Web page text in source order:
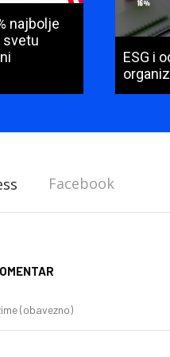
najbolje
svetu
ESG i
Facebook